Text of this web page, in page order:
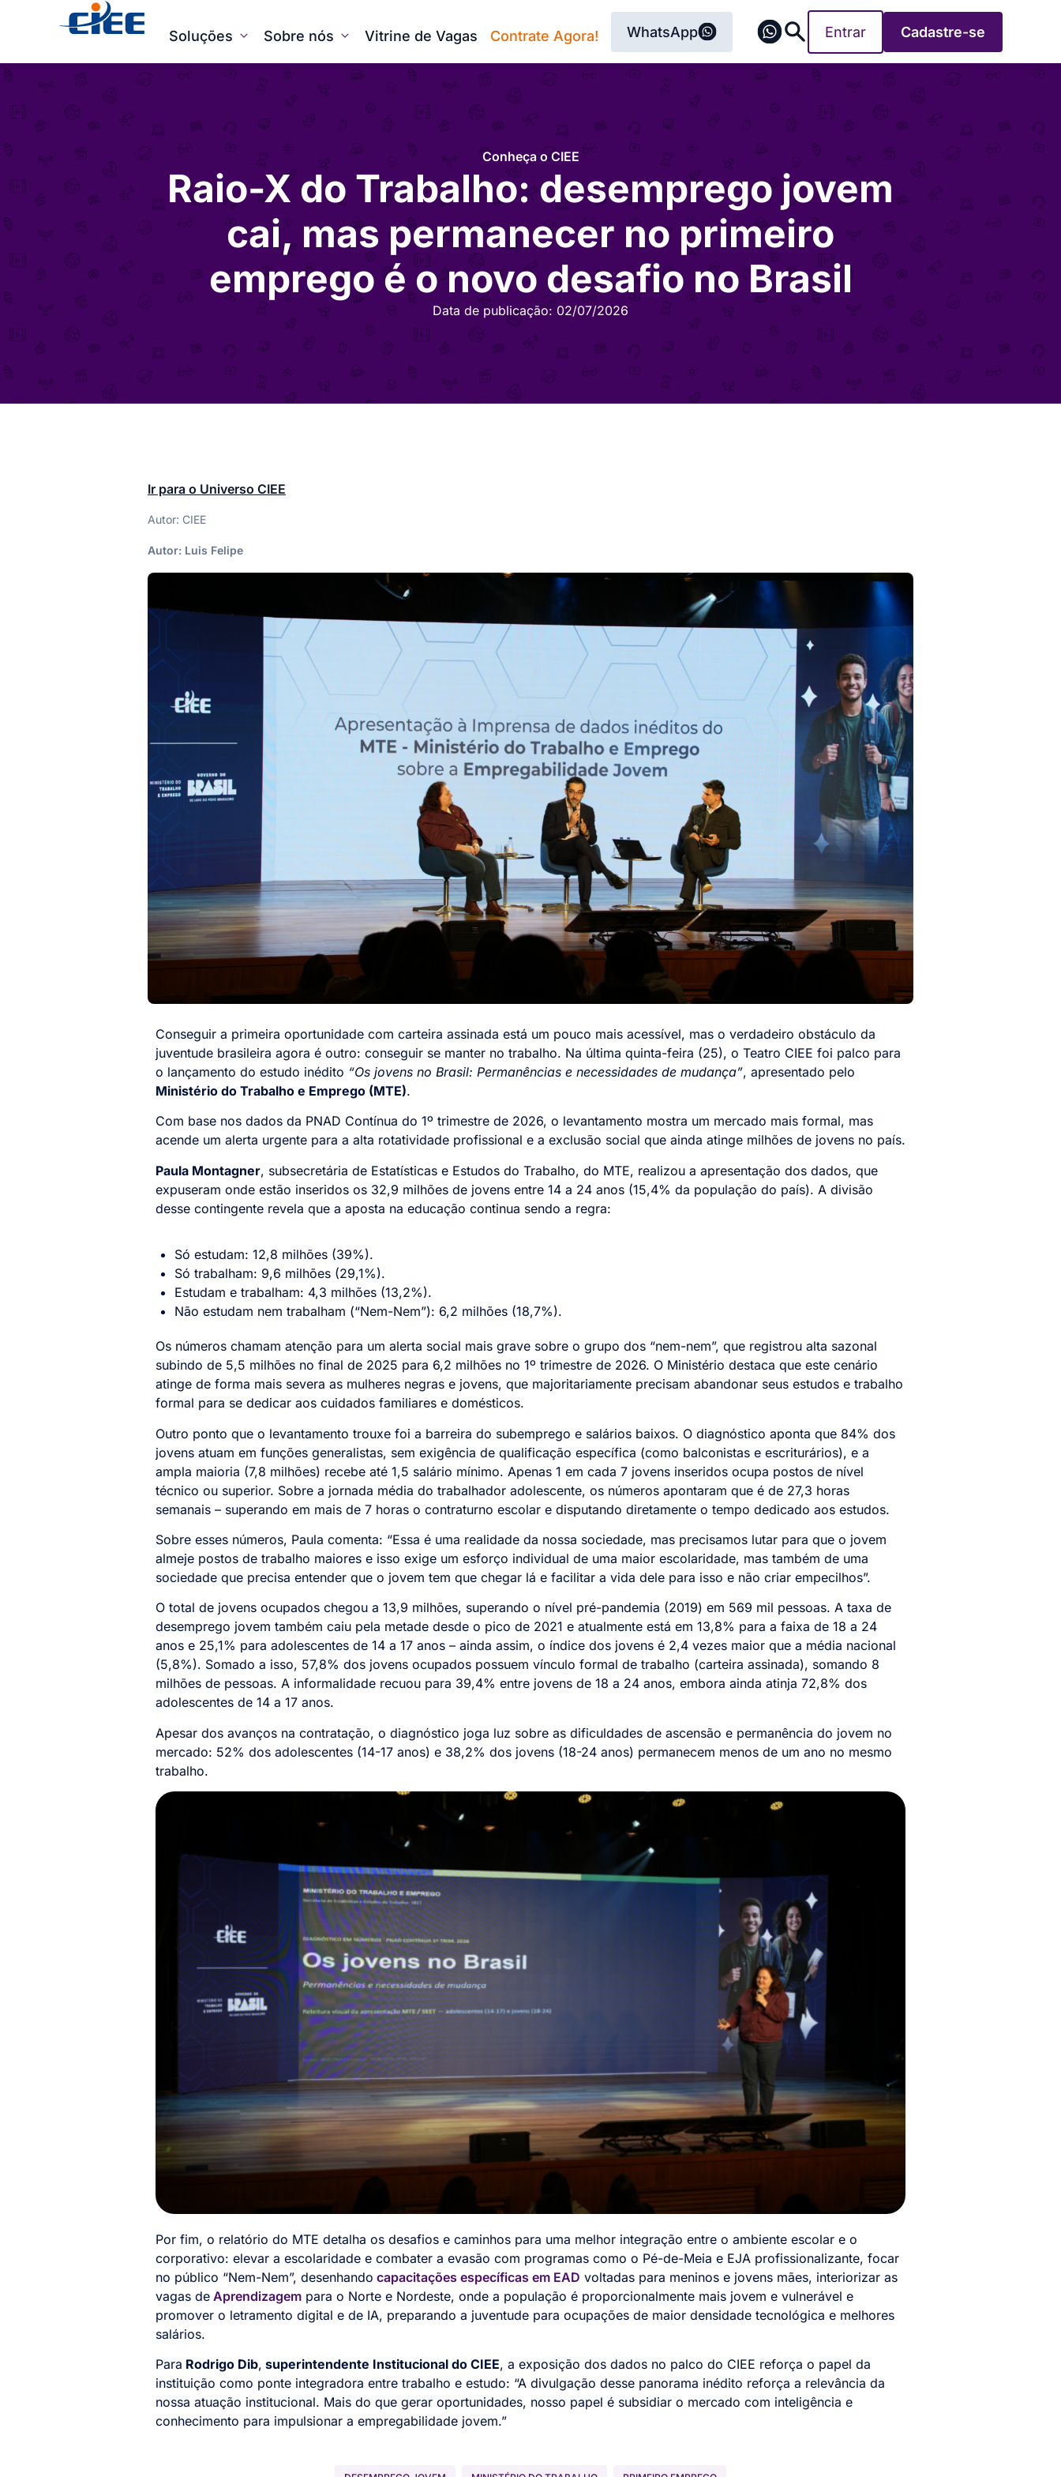
Soluções Sobre nós Vitrine de Vagas Contrate Agora! WhatsApp Entrar Cadastre-se
Conheça o CIEE
Raio-X do Trabalho: desemprego jovem
cai, mas permanecer no primeiro
emprego é o novo desafio no Brasil
Data de publicação: 02/07/2026
Ir para o Universo CIEE
Autor: CIEE
Autor: Luis Felipe
Conseguir a primeira oportunidade com carteira assinada está um pouco mais acessível, mas o verdadeiro obstáculo da
juventude brasileira agora é outro: conseguir se manter no trabalho. Na última quinta-feira (25), o Teatro CIEE foi palco para
o lançamento do estudo inédito “Os jovens no Brasil: Permanências e necessidades de mudança”, apresentado pelo
Ministério do Trabalho e Emprego (MTE).
Com base nos dados da PNAD Contínua do 1º trimestre de 2026, o levantamento mostra um mercado mais formal, mas
acende um alerta urgente para a alta rotatividade profissional e a exclusão social que ainda atinge milhões de jovens no país.
Paula Montagner, subsecretária de Estatísticas e Estudos do Trabalho, do MTE, realizou a apresentação dos dados, que
expuseram onde estão inseridos os 32,9 milhões de jovens entre 14 a 24 anos (15,4% da população do país). A divisão
desse contingente revela que a aposta na educação continua sendo a regra:
Só estudam: 12,8 milhões (39%).
Só trabalham: 9,6 milhões (29,1%).
Estudam e trabalham: 4,3 milhões (13,2%).
Não estudam nem trabalham (“Nem-Nem”): 6,2 milhões (18,7%).
Os números chamam atenção para um alerta social mais grave sobre o grupo dos “nem-nem”, que registrou alta sazonal
subindo de 5,5 milhões no final de 2025 para 6,2 milhões no 1º trimestre de 2026. O Ministério destaca que este cenário
atinge de forma mais severa as mulheres negras e jovens, que majoritariamente precisam abandonar seus estudos e trabalho
formal para se dedicar aos cuidados familiares e domésticos.
Outro ponto que o levantamento trouxe foi a barreira do subemprego e salários baixos. O diagnóstico aponta que 84% dos
jovens atuam em funções generalistas, sem exigência de qualificação específica (como balconistas e escriturários), e a
ampla maioria (7,8 milhões) recebe até 1,5 salário mínimo. Apenas 1 em cada 7 jovens inseridos ocupa postos de nível
técnico ou superior. Sobre a jornada média do trabalhador adolescente, os números apontaram que é de 27,3 horas
semanais – superando em mais de 7 horas o contraturno escolar e disputando diretamente o tempo dedicado aos estudos.
Sobre esses números, Paula comenta: “Essa é uma realidade da nossa sociedade, mas precisamos lutar para que o jovem
almeje postos de trabalho maiores e isso exige um esforço individual de uma maior escolaridade, mas também de uma
sociedade que precisa entender que o jovem tem que chegar lá e facilitar a vida dele para isso e não criar empecilhos”.
O total de jovens ocupados chegou a 13,9 milhões, superando o nível pré-pandemia (2019) em 569 mil pessoas. A taxa de
desemprego jovem também caiu pela metade desde o pico de 2021 e atualmente está em 13,8% para a faixa de 18 a 24
anos e 25,1% para adolescentes de 14 a 17 anos – ainda assim, o índice dos jovens é 2,4 vezes maior que a média nacional
(5,8%). Somado a isso, 57,8% dos jovens ocupados possuem vínculo formal de trabalho (carteira assinada), somando 8
milhões de pessoas. A informalidade recuou para 39,4% entre jovens de 18 a 24 anos, embora ainda atinja 72,8% dos
adolescentes de 14 a 17 anos.
Apesar dos avanços na contratação, o diagnóstico joga luz sobre as dificuldades de ascensão e permanência do jovem no
mercado: 52% dos adolescentes (14-17 anos) e 38,2% dos jovens (18-24 anos) permanecem menos de um ano no mesmo
trabalho.
Por fim, o relatório do MTE detalha os desafios e caminhos para uma melhor integração entre o ambiente escolar e o
corporativo: elevar a escolaridade e combater a evasão com programas como o Pé-de-Meia e EJA profissionalizante, focar
no público “Nem-Nem”, desenhando capacitações específicas em EAD voltadas para meninos e jovens mães, interiorizar as
vagas de Aprendizagem para o Norte e Nordeste, onde a população é proporcionalmente mais jovem e vulnerável e
promover o letramento digital e de IA, preparando a juventude para ocupações de maior densidade tecnológica e melhores
salários.
Para Rodrigo Dib, superintendente Institucional do CIEE, a exposição dos dados no palco do CIEE reforça o papel da
instituição como ponte integradora entre trabalho e estudo: “A divulgação desse panorama inédito reforça a relevância da
nossa atuação institucional. Mais do que gerar oportunidades, nosso papel é subsidiar o mercado com inteligência e
conhecimento para impulsionar a empregabilidade jovem.”